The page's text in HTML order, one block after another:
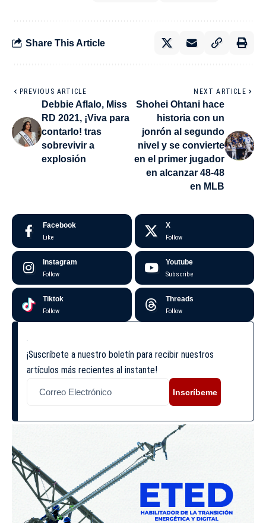
Share This Article
PREVIOUS ARTICLE
Debbie Aflalo, Miss
RD 2021, ¡Viva para
contarlo! tras
sobrevivir a
explosión
NEXT ARTICLE
Shohei Ohtani hace
historia con un
jonrón al segundo
nivel y se convierte
en el primer jugador
en alcanzar 48-48
en MLB
Facebook
Like
X
Follow
Instagram
Follow
Youtube
Subscribe
Tiktok
Follow
Threads
Follow
¡Suscríbete a nuestro boletín para recibir nuestros
artículos más recientes al instante!
Inscríbeme